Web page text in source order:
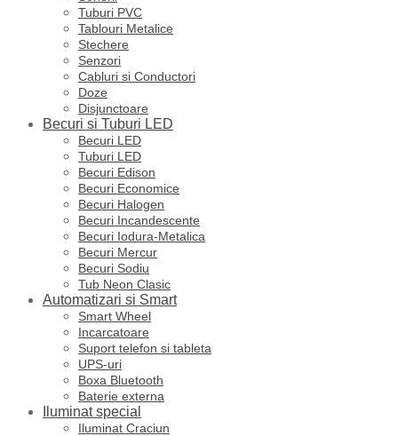
Tuburi PVC
Tablouri Metalice
Stechere
Senzori
Cabluri si Conductori
Doze
Disjunctoare
Becuri si Tuburi LED
Becuri LED
Tuburi LED
Becuri Edison
Becuri Economice
Becuri Halogen
Becuri Incandescente
Becuri Iodura-Metalica
Becuri Mercur
Becuri Sodiu
Tub Neon Clasic
Automatizari si Smart
Smart Wheel
Incarcatoare
Suport telefon si tableta
UPS-uri
Boxa Bluetooth
Baterie externa
Iluminat special
Iluminat Craciun